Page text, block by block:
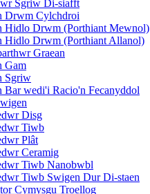
Sgriw Di-siafft
Drwm Cylchdroi
Hidlo Drwm (Porthiant Mewnol)
Hidlo Drwm (Porthiant Allanol)
Graean
Gam
Sgriw
Bar wedi'i Racio'n Fecanyddol
Disg
Tiwb
Plât
Ceramig
Tiwb Nanobwbl
Tiwb Swigen Dur Di-staen
Cymysgu Troellog